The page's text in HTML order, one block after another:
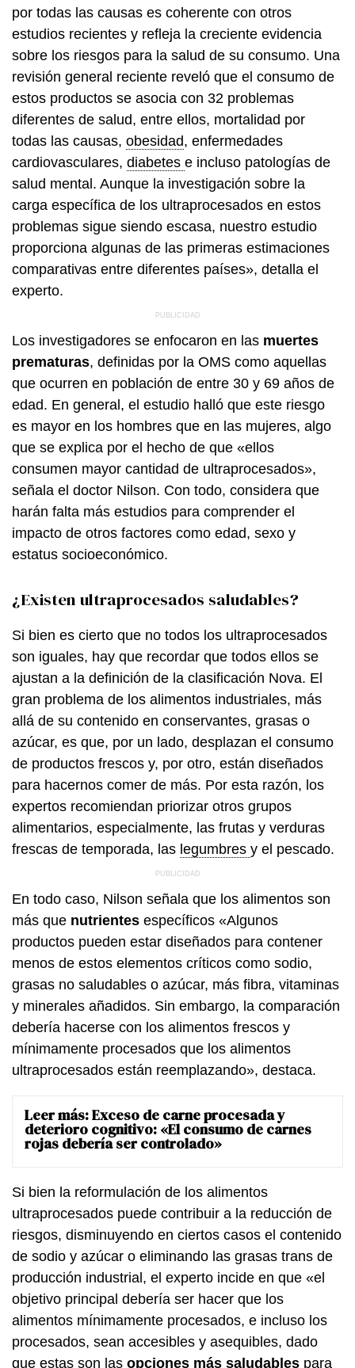
por todas las causas es coherente con otros
estudios recientes y refleja la creciente evidencia
sobre los riesgos para la salud de su consumo. Una
revisión general reciente reveló que el consumo de
estos productos se asocia con 32 problemas
diferentes de salud, entre ellos, mortalidad por
todas las causas, obesidad, enfermedades
cardiovasculares, diabetes e incluso patologías de
salud mental. Aunque la investigación sobre la
carga específica de los ultraprocesados en estos
problemas sigue siendo escasa, nuestro estudio
proporciona algunas de las primeras estimaciones
comparativas entre diferentes países», detalla el
experto.
Los investigadores se enfocaron en las muertes
prematuras, definidas por la OMS como aquellas
que ocurren en población de entre 30 y 69 años de
edad. En general, el estudio halló que este riesgo
es mayor en los hombres que en las mujeres, algo
que se explica por el hecho de que «ellos
consumen mayor cantidad de ultraprocesados»,
señala el doctor Nilson. Con todo, considera que
harán falta más estudios para comprender el
impacto de otros factores como edad, sexo y
estatus socioeconómico.
¿Existen ultraprocesados saludables?
Si bien es cierto que no todos los ultraprocesados
son iguales, hay que recordar que todos ellos se
ajustan a la definición de la clasificación Nova. El
gran problema de los alimentos industriales, más
allá de su contenido en conservantes, grasas o
azúcar, es que, por un lado, desplazan el consumo
de productos frescos y, por otro, están diseñados
para hacernos comer de más. Por esta razón, los
expertos recomiendan priorizar otros grupos
alimentarios, especialmente, las frutas y verduras
frescas de temporada, las legumbres y el pescado.
En todo caso, Nilson señala que los alimentos son
más que nutrientes específicos «Algunos
productos pueden estar diseñados para contener
menos de estos elementos críticos como sodio,
grasas no saludables o azúcar, más fibra, vitaminas
y minerales añadidos. Sin embargo, la comparación
debería hacerse con los alimentos frescos y
mínimamente procesados que los alimentos
ultraprocesados están reemplazando», destaca.
Leer más:Exceso de carne procesada y
deterioro cognitivo: «El consumo de carnes
rojas debería ser controlado»
Si bien la reformulación de los alimentos
ultraprocesados puede contribuir a la reducción de
riesgos, disminuyendo en ciertos casos el contenido
de sodio y azúcar o eliminando las grasas trans de
producción industrial, el experto incide en que «el
objetivo principal debería ser hacer que los
alimentos mínimamente procesados, e incluso los
procesados, sean accesibles y asequibles, dado
que estas son las opciones más saludables para